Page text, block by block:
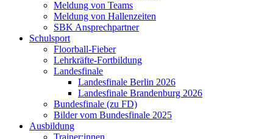
Meldung von Teams
Meldung von Hallenzeiten
SBK Ansprechpartner
Schulsport
Floorball-Fieber
Lehrkräfte-Fortbildung
Landesfinale
Landesfinale Berlin 2026
Landesfinale Brandenburg 2026
Bundesfinale (zu FD)
Bilder vom Bundesfinale 2025
Ausbildung
Trainer:innen